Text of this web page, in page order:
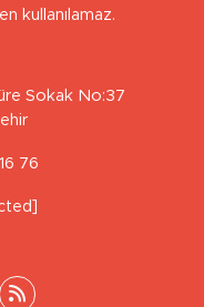
kullanılamaz.
Sokak No:37
76